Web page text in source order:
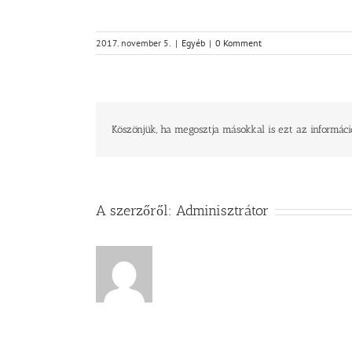
2017. november 5. | Egyéb | 0 Komment
Köszönjük, ha megosztja másokkal is ezt az
A szerzőről: Adminisztrátor